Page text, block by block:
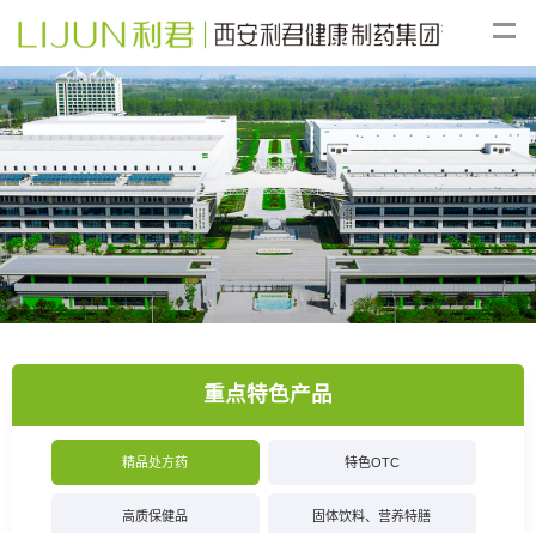
重点特色产品
精品处方药 特色OTC
高质保健品 固体饮料、营养特膳